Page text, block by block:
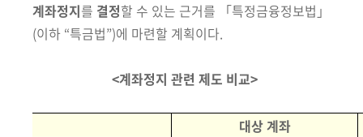
계좌정지를 결정할 수 있는 근거를 「특정금융정보법」
(이하 “특금법”)에 마련할 계획이다.
<계좌정지 관련 제도 비교>
대상 계좌